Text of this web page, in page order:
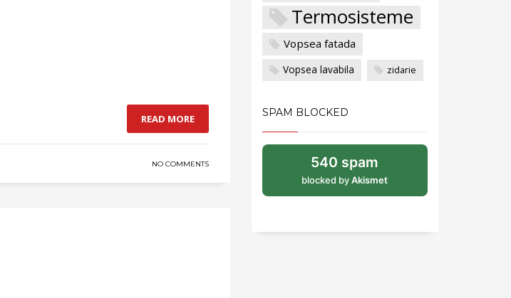
READ MORE
NO COMMENTS
Termosisteme
Vopsea fatada
Vopsea lavabila zidarie
SPAM BLOCKED
540 spam
blocked byAkismet